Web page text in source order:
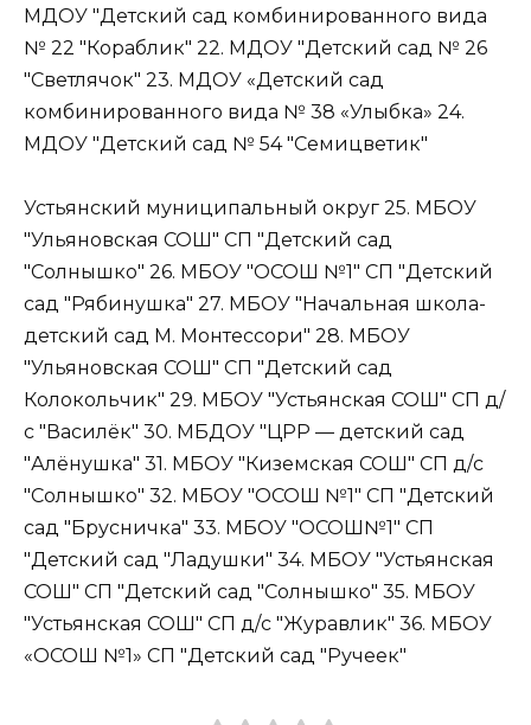
МДОУ "Детский сад комбинированного вида
№ 22 "Кораблик" 22. МДОУ "Детский сад № 26
"Светлячок" 23. МДОУ «Детский сад
комбинированного вида № 38 «Улыбка» 24.
МДОУ "Детский сад № 54 "Семицветик"
Устьянский муниципальный округ 25. МБОУ
"Ульяновская СОШ" СП "Детский сад
"Солнышко" 26. МБОУ "ОСОШ №1" СП "Детский
сад "Рябинушка" 27. МБОУ "Начальная школа-
детский сад М. Монтессори" 28. МБОУ
"Ульяновская СОШ" СП "Детский сад
Колокольчик" 29. МБОУ "Устьянская СОШ" СП д/
с "Василёк" 30. МБДОУ "ЦРР — детский сад
"Алёнушка" 31. МБОУ "Киземская СОШ" СП д/с
"Солнышко" 32. МБОУ "ОСОШ №1" СП "Детский
сад "Брусничка" 33. МБОУ "ОСОШ№1" СП
"Детский сад "Ладушки" 34. МБОУ "Устьянская
СОШ" СП "Детский сад "Солнышко" 35. МБОУ
"Устьянская СОШ" СП д/с "Журавлик" 36. МБОУ
«ОСОШ №1» СП "Детский сад "Ручеек"